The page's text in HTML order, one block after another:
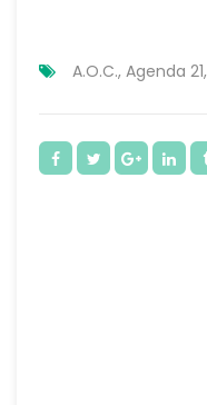
A.O.C., Agenda 21,